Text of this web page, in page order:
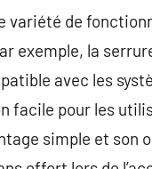
de
exemple, la
avec les
pour les
simple et son